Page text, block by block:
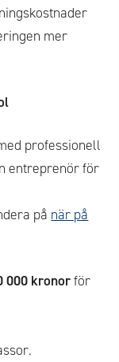
mer
professionell
entreprenör för
på när på
000 kronorför